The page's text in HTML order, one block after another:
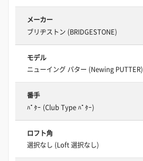
メーカー
ブリヂストン (BRIDGESTONE)
モデル
ニューイング パター (Newing PUTTER)
番手
ﾊﾟﾀｰ (Club Type ﾊﾟﾀｰ)
ロフト角
選択なし (Loft 選択なし)